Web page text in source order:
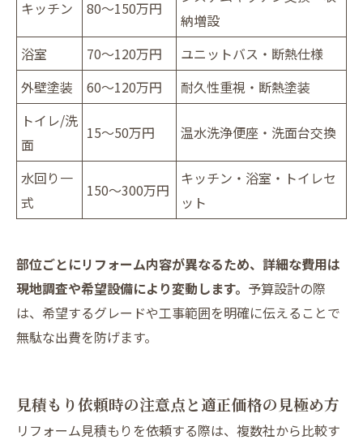
キッチン 80～150万円
納増設
浴室
70～120万円
ユニットバス・断熱仕様
外壁塗装
60～120万円
耐久性重視・断熱塗装
トイレ/洗
面
15～50万円 温水洗浄便座・洗面台交換
水回り一
式
150～300万円
キッチン・浴室・トイレセ
ット
部位ごとにリフォーム内容が異なるため、詳細な費用は
現地調査や希望設備により変動します。 予算設計の際
は、希望するグレードや工事範囲を明確に伝えることで
無駄な出費を防げます。
見積もり依頼時の注意点と適正価格の見極め方
リフォーム見積もりを依頼する際は、複数社から比較す